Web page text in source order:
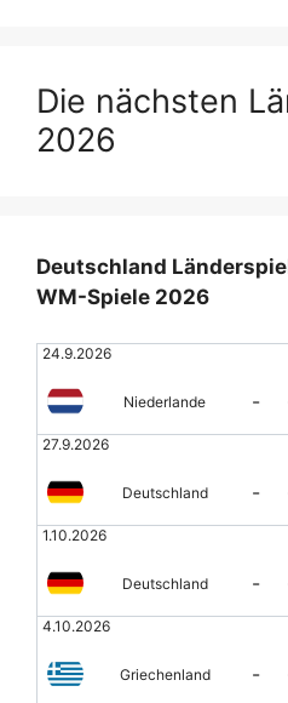
Die nächsten
2026
Deutschland
WM-Spiele 2026
24.9.2026
Niederlande -
27.9.2026
Deutschland -
1.10.2026
Deutschland -
4.10.2026
Griechenland -